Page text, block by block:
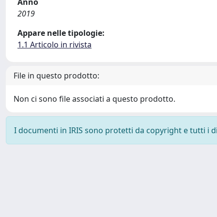
2019
Appare nelle tipologie:
1.1 Articolo in rivista
File in questo prodotto:
Non ci sono file associati a questo prodotto.
I documenti in IRIS sono protetti da copyright e tutti i